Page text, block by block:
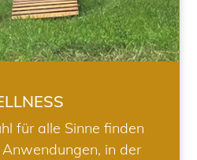
für alle Sinne finden
in der